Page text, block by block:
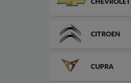
CHEVROLET
CITROEN
CUPRA